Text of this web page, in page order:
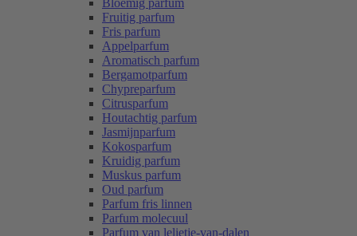
Bloemig parfum
Fruitig parfum
Fris parfum
Appelparfum
Aromatisch parfum
Bergamotparfum
Chypreparfum
Citrusparfum
Houtachtig parfum
Jasmijnparfum
Kokosparfum
Kruidig parfum
Muskus parfum
Oud parfum
Parfum fris linnen
Parfum molecuul
Parfum van lelietje-van-dalen